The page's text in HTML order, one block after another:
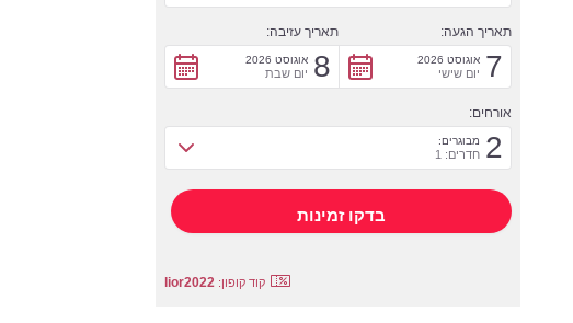
תאריך הגעה:
7 אוגוסט 2026
יום שישי
תאריך עזיבה:
8 אוגוסט 2026
יום שבת
אורחים:
2 מבוגרים:
חדרים: 1
קוד קופון: lior2022